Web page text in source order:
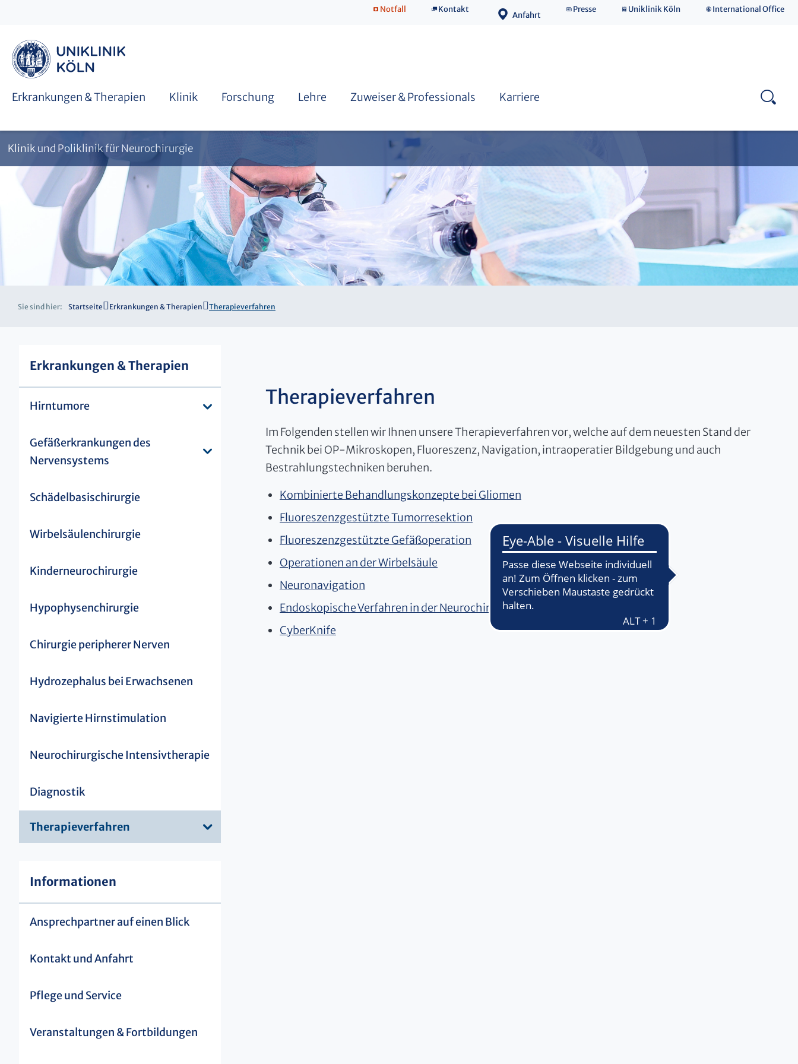
Notfall Kontakt
Anfahrt
Presse Uniklinik Köln International Office
Erkrankungen & Therapien Klinik Forschung Lehre Zuweiser & Professionals
Medizinische Schwerpunkte
Karriere
Klinik und Poliklinik für Neurochirurgie
Sie sind hier: Startseite Erkrankungen & Therapien Therapieverfahren
Erkrankungen & Therapien
Hirntumore
Gefäßerkrankungen des
Nervensystems
Schädelbasischirurgie
Wirbelsäulenchirurgie
Kinderneurochirurgie
Hypophysenchirurgie
Chirurgie peripherer Nerven
Hydrozephalus bei Erwachsenen
Navigierte Hirnstimulation
Neurochirurgische Intensivtherapie
Diagnostik
Therapieverfahren
Informationen
Ansprechpartner auf einen Blick
Kontakt und Anfahrt
Pflege und Service
Veranstaltungen & Fortbildungen
Therapieverfahren
Im Folgenden stellen wir Ihnen unsere Therapieverfahren vor, welche auf dem neuesten Stand der
Technik bei OP-Mikroskopen, Fluoreszenz, Navigation, intraoperatier Bildgebung und auch
Bestrahlungstechniken beruhen.
Kombinierte Behandlungskonzepte bei Gliomen
Fluoreszenzgestützte Tumorresektion
Fluoreszenzgestützte Gefäßoperation
Operationen an der Wirbelsäule
Neuronavigation
Endoskopische Verfahren in der Neurochirurgie
CyberKnife